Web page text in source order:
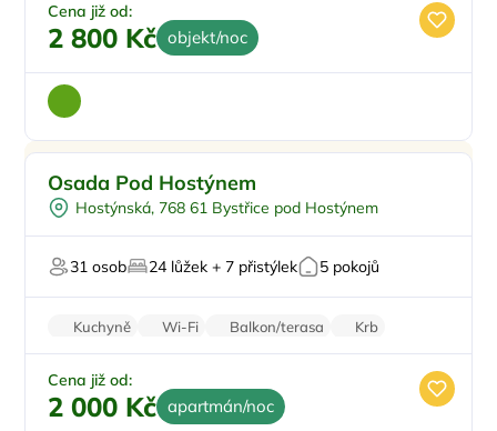
Cena již od:
2 800 Kč objekt/noc
Koupací sud
Sauna
U vody
Osada Pod Hostýnem
Hostýnská, 768 61 Bystřice pod Hostýnem
31 osob 24 lůžek + 7 přistýlek 5 pokojů
Kuchyně Wi-Fi Balkon/terasa Krb
Cena již od:
2 000 Kč apartmán/noc